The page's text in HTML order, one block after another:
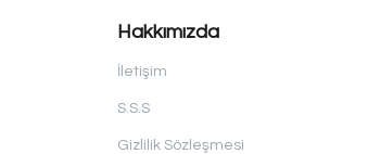
Hakkımızda
İletişim
S.S.S
Gizlilik Sözleşmesi